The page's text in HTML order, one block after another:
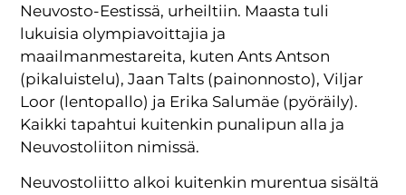
Neuvosto-Eestissä, urheiltiin. Maasta tuli
lukuisia olympiavoittajia ja
maailmanmestareita, kuten Ants Antson
(pikaluistelu), Jaan Talts (painonnosto), Viljar
Loor (lentopallo) ja Erika Salumäe (pyöräily).
Kaikki tapahtui kuitenkin punalipun alla ja
Neuvostoliiton nimissä.
Neuvostoliitto alkoi kuitenkin murentua sisältä